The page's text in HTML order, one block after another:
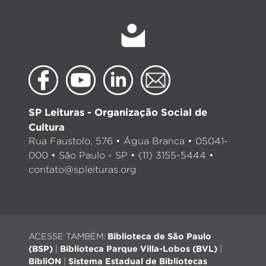
SP Leituras - Organização Social de
Cultura
Rua Faustolo, 576 • Água Branca • 05041-
000 • São Paulo - SP • (11) 3155-5444 •
contato@spleituras.org
ACESSE TAMBÉM: Biblioteca de São Paulo
(BSP) | Biblioteca Parque Villa-Lobos (BVL) |
BibliON | Sistema Estadual de Bibliotecas